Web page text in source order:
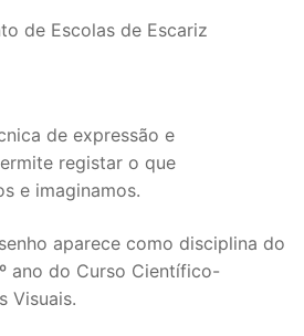
de Escolas de Escariz
de expressão e
registar o que
e imaginamos.
aparece como disciplina do
ano do Curso Científico-
Visuais.